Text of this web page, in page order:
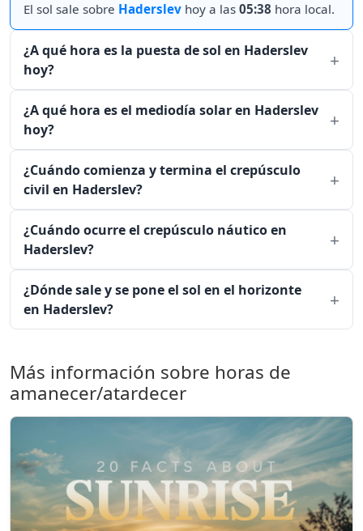
El sol sale sobre Haderslev hoy a las 05:38 hora local.
¿A qué hora es la puesta de sol en Haderslev
hoy?
¿A qué hora es el mediodía solar en Haderslev
hoy?
¿Cuándo comienza y termina el crepúsculo
civil en Haderslev?
¿Cuándo ocurre el crepúsculo náutico en
Haderslev?
¿Dónde sale y se pone el sol en el horizonte
en Haderslev?
Más información sobre horas de
amanecer/atardecer